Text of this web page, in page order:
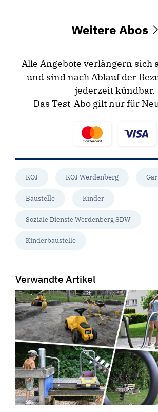
Weitere Abos
Alle Angebote verlängern sich
und sind nach Ablauf der
jederzeit kündbar.
Das Test-Abo gilt nur für
KOJ KOJ Werdenberg
Baustelle Kinder
Soziale Dienste Werdenberg SDW
Kinderbaustelle
Verwandte Artikel